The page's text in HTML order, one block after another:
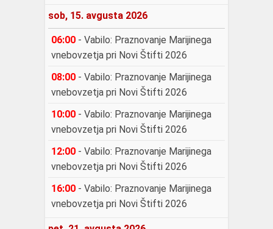
sob, 15. avgusta 2026
06:00 - Vabilo: Praznovanje Marijinega
vnebovzetja pri Novi Štifti 2026
08:00 - Vabilo: Praznovanje Marijinega
vnebovzetja pri Novi Štifti 2026
10:00 - Vabilo: Praznovanje Marijinega
vnebovzetja pri Novi Štifti 2026
12:00 - Vabilo: Praznovanje Marijinega
vnebovzetja pri Novi Štifti 2026
16:00 - Vabilo: Praznovanje Marijinega
vnebovzetja pri Novi Štifti 2026